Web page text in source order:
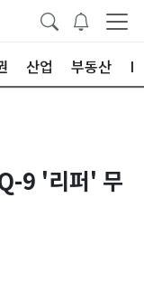
산업 부동산
9 '리퍼' 무